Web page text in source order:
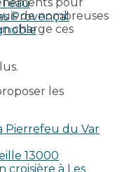
Provençal
de nombreuses
charge ces
les
Pierrefeu du Var
13000
croisière à Les